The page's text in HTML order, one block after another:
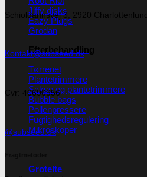
Jiffy disks
Eazy Plugs
Grodan
Efterbehandling
Tørrenet
Plantetrimmere
Sakse og plantetrimmere
Bubble bags
Pollenpressere
Fugtighedsregulering
Mikroskoper
Grotelte
Schioldannsvej 3, 2920 Charlottenlund
Kontakt@subseed.dk
Cvr: 40690956
@subseed.dk